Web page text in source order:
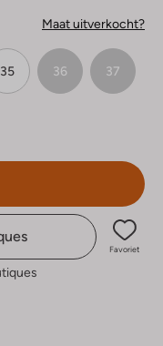
Maat uitverkocht?
35 36 37
Favoriet